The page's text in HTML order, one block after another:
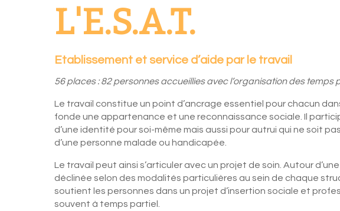
L'E.S.A.T.
Etablissement et service d’aide par le travail
56 places : 82 personnes accueillies avec l’organisation des temps
Le travail constitue un point d’ancrage essentiel pour chacun
fonde une appartenance et une reconnaissance sociale. Il
d’une identité pour soi-même mais aussi pour autrui qui ne soit
d’une personne malade ou handicapée.
Le travail peut ainsi s’articuler avec un projet de soin. Autour
déclinée selon des modalités particulières au sein de chaque
soutient les personnes dans un projet d’insertion sociale et
souvent à temps partiel.